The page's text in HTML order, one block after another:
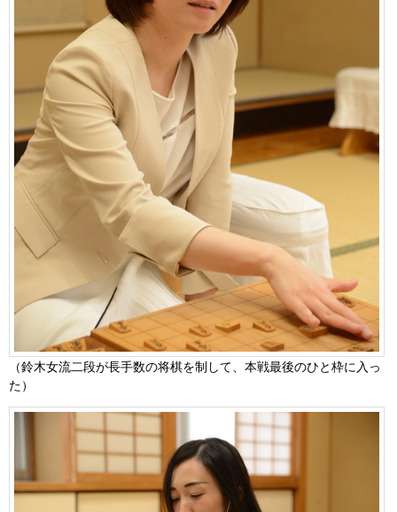
（鈴木女流二段が長手数の将棋を制して、本戦最後のひと枠に入っ
た）